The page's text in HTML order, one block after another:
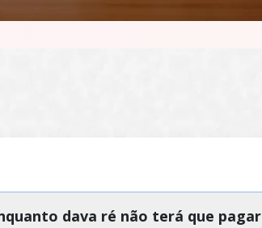
dava ré não terá que pagar